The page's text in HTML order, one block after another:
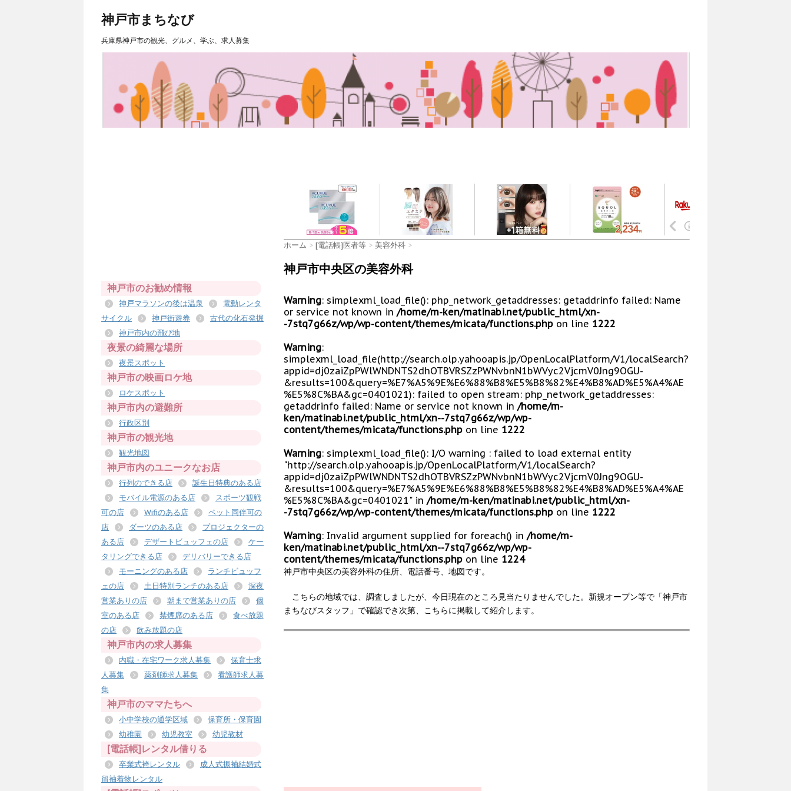
神戸市まちなび
兵庫県神戸市の観光、グルメ、学ぶ、求人募集
ホーム > [電話帳]医者等 > 美容外科 >
神戸市中央区の美容外科
Warning: simplexml_load_file(): php_network_getaddresses: getaddrinfo failed: Name
or service not known in /home/m-ken/matinabi.net/public_html/xn-
-7stq7g66z/wp/wp-content/themes/micata/functions.php on line 1222
Warning:
simplexml_load_file(http://search.olp.yahooapis.jp/OpenLocalPlatform/V1/localSearch?
appid=dj0zaiZpPWlWNDNTS2dhOTBVRSZzPWNvbnN1bWVyc2VjcmV0Jng9OGU-
&results=100&query=%E7%A5%9E%E6%88%B8%E5%B8%82%E4%B8%AD%E5%A4%AE
%E5%8C%BA&gc=0401021): failed to open stream: php_network_getaddresses:
getaddrinfo failed: Name or service not known in /home/m-
ken/matinabi.net/public_html/xn--7stq7g66z/wp/wp-
content/themes/micata/functions.php on line 1222
Warning: simplexml_load_file(): I/O warning : failed to load external entity
"http://search.olp.yahooapis.jp/OpenLocalPlatform/V1/localSearch?
appid=dj0zaiZpPWlWNDNTS2dhOTBVRSZzPWNvbnN1bWVyc2VjcmV0Jng9OGU-
&results=100&query=%E7%A5%9E%E6%88%B8%E5%B8%82%E4%B8%AD%E5%A4%AE
%E5%8C%BA&gc=0401021" in /home/m-ken/matinabi.net/public_html/xn-
-7stq7g66z/wp/wp-content/themes/micata/functions.php on line 1222
Warning: Invalid argument supplied for foreach() in /home/m-
ken/matinabi.net/public_html/xn--7stq7g66z/wp/wp-
content/themes/micata/functions.php on line 1224
神戸市中央区の美容外科の住所、電話番号、地図です。
こちらの地域では、調査しましたが、今日現在のところ見当たりませんでした。新規オープン等で「神戸市
まちなびスタッフ」で確認でき次第、こちらに掲載して紹介します。
神戸市のお勧め情報
神戸マラソンの後は温泉
電動レンタ
サイクル
神戸街遊券
古代の化石発掘
神戸市内の飛び地
夜景の綺麗な場所
夜景スポット
神戸市の映画ロケ地
ロケスポット
神戸市内の避難所
行政区別
神戸市の観光地
観光地図
神戸市内のユニークなお店
行列のできる店
誕生日特典のある店
モバイル電源のある店
スポーツ観戦
可の店
Wifiのある店
ペット同伴可の
店
ダーツのある店
プロジェクターの
ある店
デザートビュッフェの店
ケー
タリングできる店
デリバリーできる店
モーニングのある店
ランチビュッフ
ェの店
土日特別ランチのある店
深夜
営業ありの店
朝まで営業ありの店
個
室のある店
禁煙席のある店
食べ放題
の店
飲み放題の店
神戸市内の求人募集
内職・在宅ワーク求人募集
保育士求
人募集
薬剤師求人募集
看護師求人募
集
神戸市のママたちへ
小中学校の通学区域
保育所・保育園
幼稚園
幼児教室 幼児教材
[電話帳]レンタル借りる
卒業式袴レンタル
成人式振袖結婚式
留袖着物レンタル